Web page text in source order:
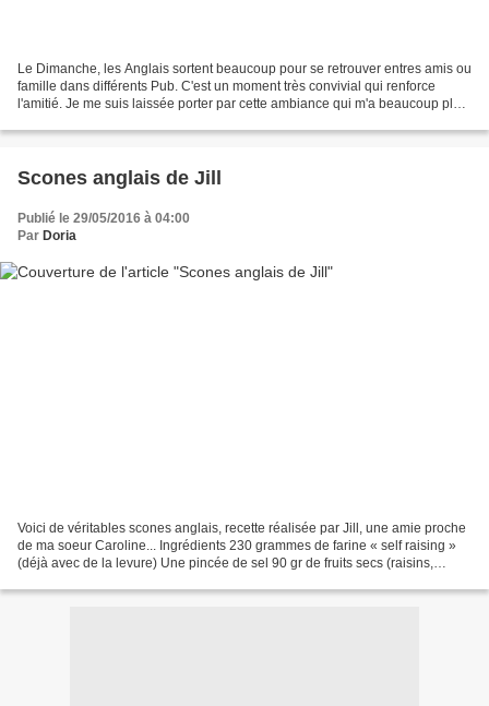
Le Dimanche, les Anglais sortent beaucoup pour se retrouver entres amis ou
famille dans différents Pub. C'est un moment très convivial qui renforce
l'amitié. Je me suis laissée porter par cette ambiance qui m'a beaucoup plu...
Scones anglais de Jill
Publié le 29/05/2016 à 04:00
Par Doria
Voici de véritables scones anglais, recette réalisée par Jill, une amie proche
de ma soeur Caroline... Ingrédients 230 grammes de farine « self raising »
(déjà avec de la levure) Une pincée de sel 90 gr de fruits secs (raisins,